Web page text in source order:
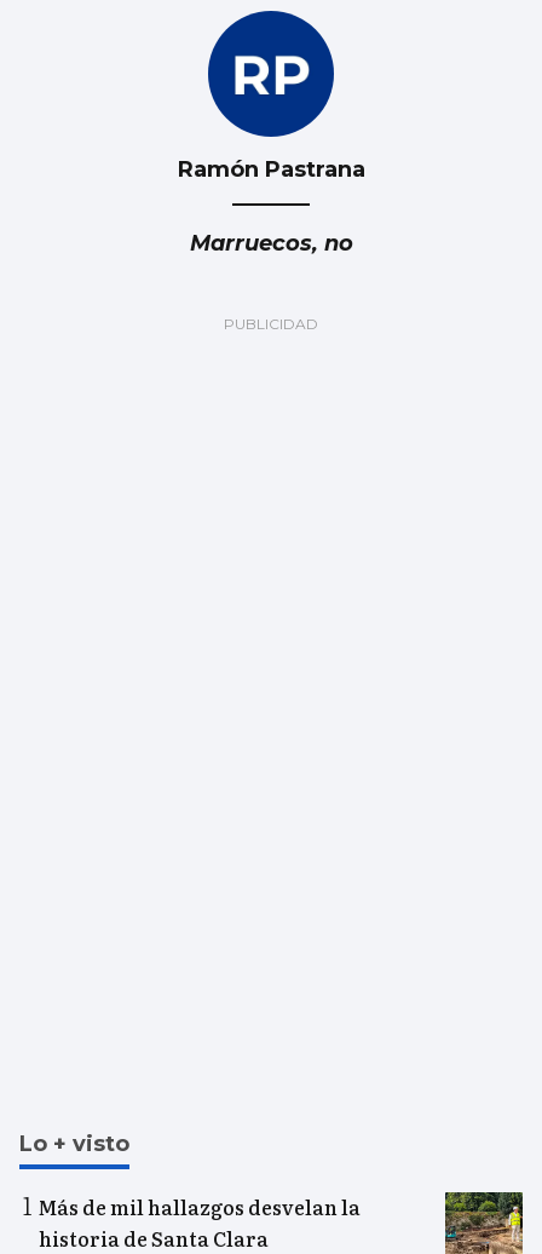
Ramón Pastrana
Marruecos, no
Lo + visto
Más de mil hallazgos desvelan la
historia de Santa Clara